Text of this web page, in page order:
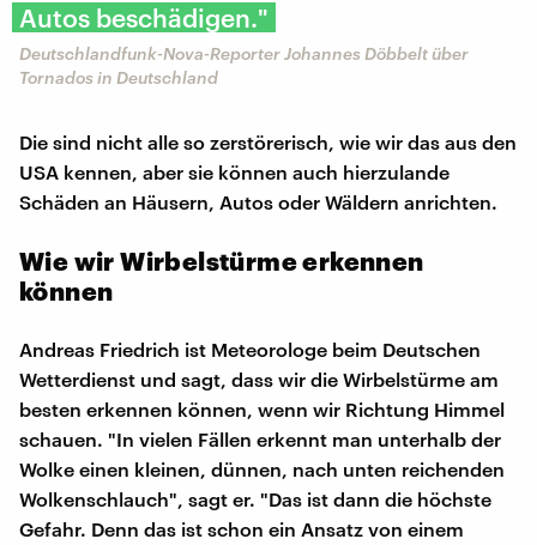
Autos beschädigen."
Deutschlandfunk-Nova-Reporter Johannes Döbbelt über
Tornados in Deutschland
Die sind nicht alle so zerstörerisch, wie wir das aus den
USA kennen, aber sie können auch hierzulande
Schäden an Häusern, Autos oder Wäldern anrichten.
Wie wir Wirbelstürme erkennen
können
Andreas Friedrich ist Meteorologe beim Deutschen
Wetterdienst und sagt, dass wir die Wirbelstürme am
besten erkennen können, wenn wir Richtung Himmel
schauen. "In vielen Fällen erkennt man unterhalb der
Wolke einen kleinen, dünnen, nach unten reichenden
Wolkenschlauch", sagt er. "Das ist dann die höchste
Gefahr. Denn das ist schon ein Ansatz von einem